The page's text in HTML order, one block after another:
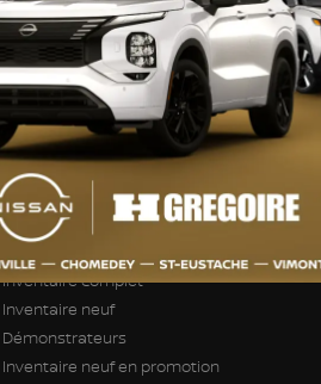
INVENTAIRE
Inventaire complet
Inventaire neuf
Démonstrateurs
Inventaire neuf en promotion